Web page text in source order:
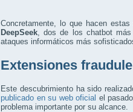
Concretamente, lo que hacen
DeepSeek, dos de los chatbot
ataques informáticos más
Extensiones
Este descubrimiento ha sido
publicado en su web oficial el
problema importante por su alcance.